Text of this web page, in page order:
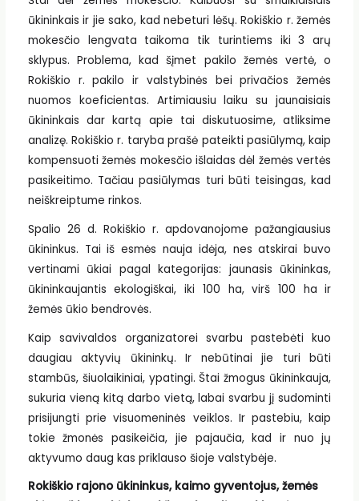
ūkininkais ir jie sako, kad nebeturi lėšų. Rokiškio r. žemės
mokesčio lengvata taikoma tik turintiems iki 3 arų
sklypus. Problema, kad šįmet pakilo žemės vertė, o
Rokiškio r. pakilo ir valstybinės bei privačios žemės
nuomos koeficientas. Artimiausiu laiku su jaunaisiais
ūkininkais dar kartą apie tai diskutuosime, atliksime
analizę. Rokiškio r. taryba prašė pateikti pasiūlymą, kaip
kompensuoti žemės mokesčio išlaidas dėl žemės vertės
pasikeitimo. Tačiau pasiūlymas turi būti teisingas, kad
neiškreiptume rinkos.
Spalio 26 d. Rokiškio r. apdovanojome pažangiausius
ūkininkus. Tai iš esmės nauja idėja, nes atskirai buvo
vertinami ūkiai pagal kategorijas: jaunasis ūkininkas,
ūkininkaujantis ekologiškai, iki 100 ha, virš 100 ha ir
žemės ūkio bendrovės.
Kaip savivaldos organizatorei svarbu pastebėti kuo
daugiau aktyvių ūkininkų. Ir nebūtinai jie turi būti
stambūs, šiuolaikiniai, ypatingi. Štai žmogus ūkininkauja,
sukuria vieną kitą darbo vietą, labai svarbu jį sudominti
prisijungti prie visuomeninės veiklos. Ir pastebiu, kaip
tokie žmonės pasikeičia, jie pajaučia, kad ir nuo jų
aktyvumo daug kas priklauso šioje valstybėje.
Rokiškio rajono ūkininkus, kaimo gyventojus, žemės